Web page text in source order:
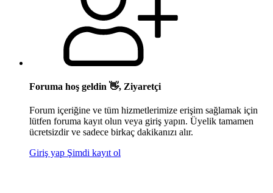
Foruma hoş geldin 👋, Ziyaretçi
Forum içeriğine ve tüm hizmetlerimize erişim sağlamak için
lütfen foruma kayıt olun veya giriş yapın. Üyelik tamamen
ücretsizdir ve sadece birkaç dakikanızı alır.
Giriş yap Şimdi kayıt ol